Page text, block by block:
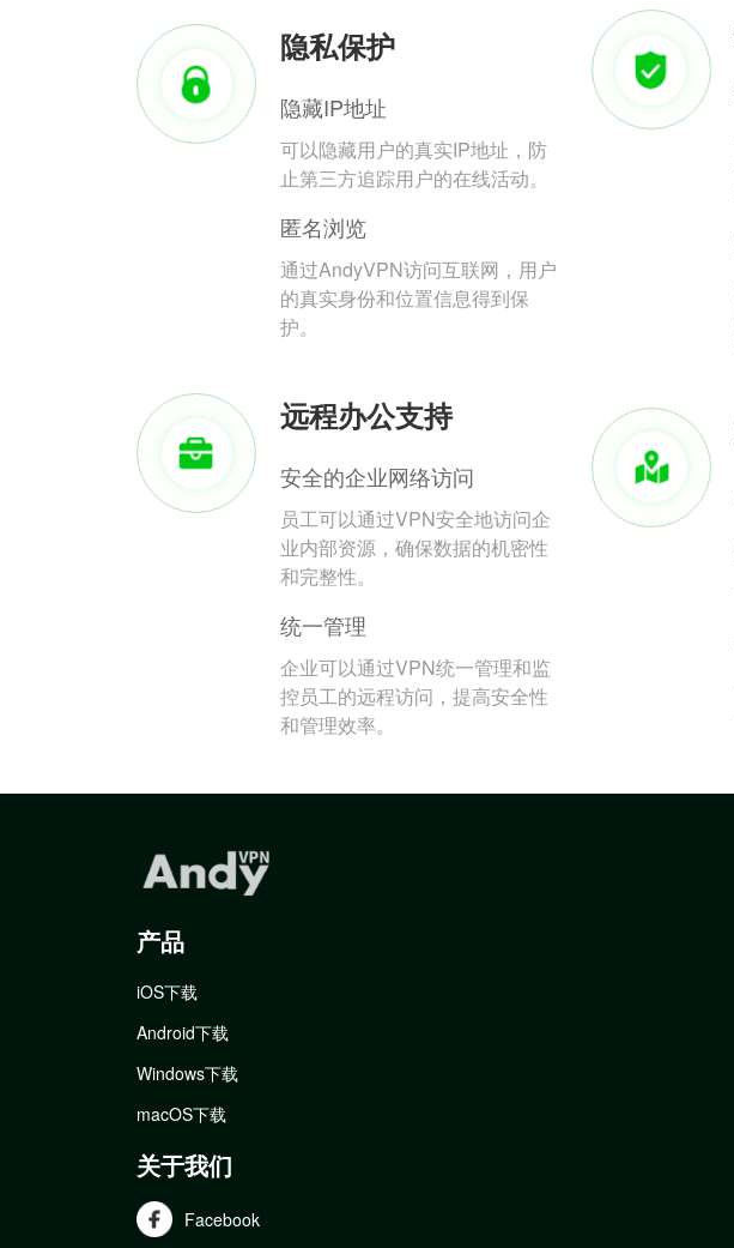
隐私保护
隐藏IP地址
可以隐藏用户的真实IP地址，防
止第三方追踪用户的在线活动。
匿名浏览
通过AndyVPN访问互联网，用户
的真实身份和位置信息得到保
护。
远程办公支持
安全的企业网络访问
员工可以通过VPN安全地访问企
业内部资源，确保数据的机密性
和完整性。
统一管理
企业可以通过VPN统一管理和监
控员工的远程访问，提高安全性
和管理效率。
产品
iOS下载
Android下载
Windows下载
macOS下载
关于我们
Facebook